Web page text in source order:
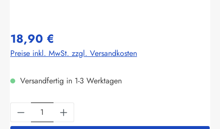
18,90 €
Preise inkl. MwSt. zzgl. Versandkosten
Versandfertig in 1-3 Werktagen
Produkt Anzahl: Gib den gewünschten